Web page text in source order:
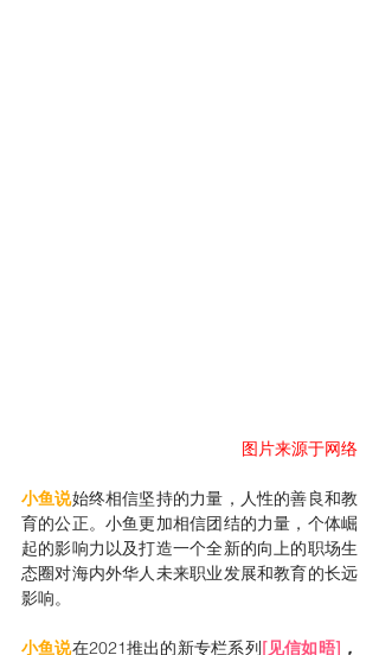
图片来源于网络
小鱼说始终相信坚持的力量，人性的善良和教
育的公正。小鱼更加相信团结的力量，个体崛
起的影响力以及打造一个全新的向上的职场生
态圈对海内外华人未来职业发展和教育的长远
影响。
小鱼说在2021推出的新专栏系列[见信如晤] ，